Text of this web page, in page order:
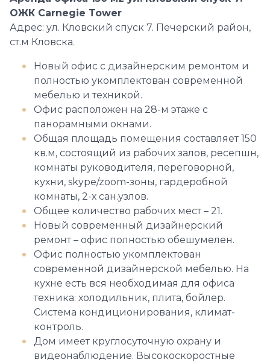
ОЖК Carnegie Tower
Адрес: ул. Кловский спуск 7. Печерский район,
ст.м Кловска.
Новый офис с дизайнерским ремонтом и
полностью укомплектован современной
мебелью и техникой.
Офис расположен на 28-м этаже с
панорамными окнами.
Общая площадь помещения составляет 150
кв.м, состоящий из рабочих залов, ресепшн,
комнаты руководителя, переговорной,
кухни, skype/zoom-зоны, гардеробной
комнаты, 2-х сан.узлов.
Общее количество рабочих мест – 21.
Новый современный дизайнерский
ремонт – офис полностью обешумелен.
Офис полностью укомплектован
современной дизайнерской мебелью. На
кухне есть вся необходимая для офиса
техника: холодильник, плита, бойлер.
Система кондиционирования, климат-
контроль.
Дом имеет круглосуточную охрану и
видеонаблюдение. Высокоскоростные